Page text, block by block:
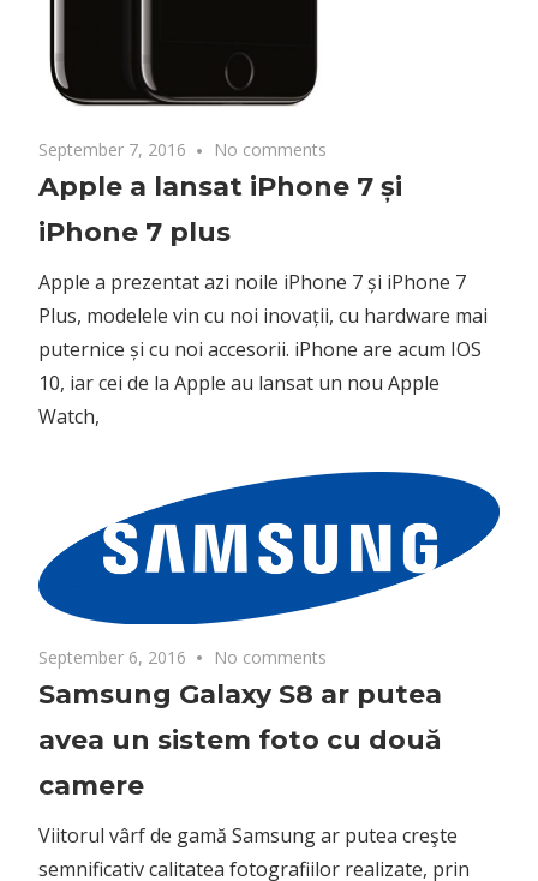
September 7, 2016 No comments
Apple a lansat iPhone 7 și
iPhone 7 plus
Apple a prezentat azi noile iPhone 7 și iPhone 7
Plus, modelele vin cu noi inovații, cu hardware mai
puternice și cu noi accesorii. iPhone are acum IOS
10, iar cei de la Apple au lansat un nou Apple
Watch,
September 6, 2016 No comments
Samsung Galaxy S8 ar putea
avea un sistem foto cu două
camere
Viitorul vârf de gamă Samsung ar putea creşte
semnificativ calitatea fotografiilor realizate, prin